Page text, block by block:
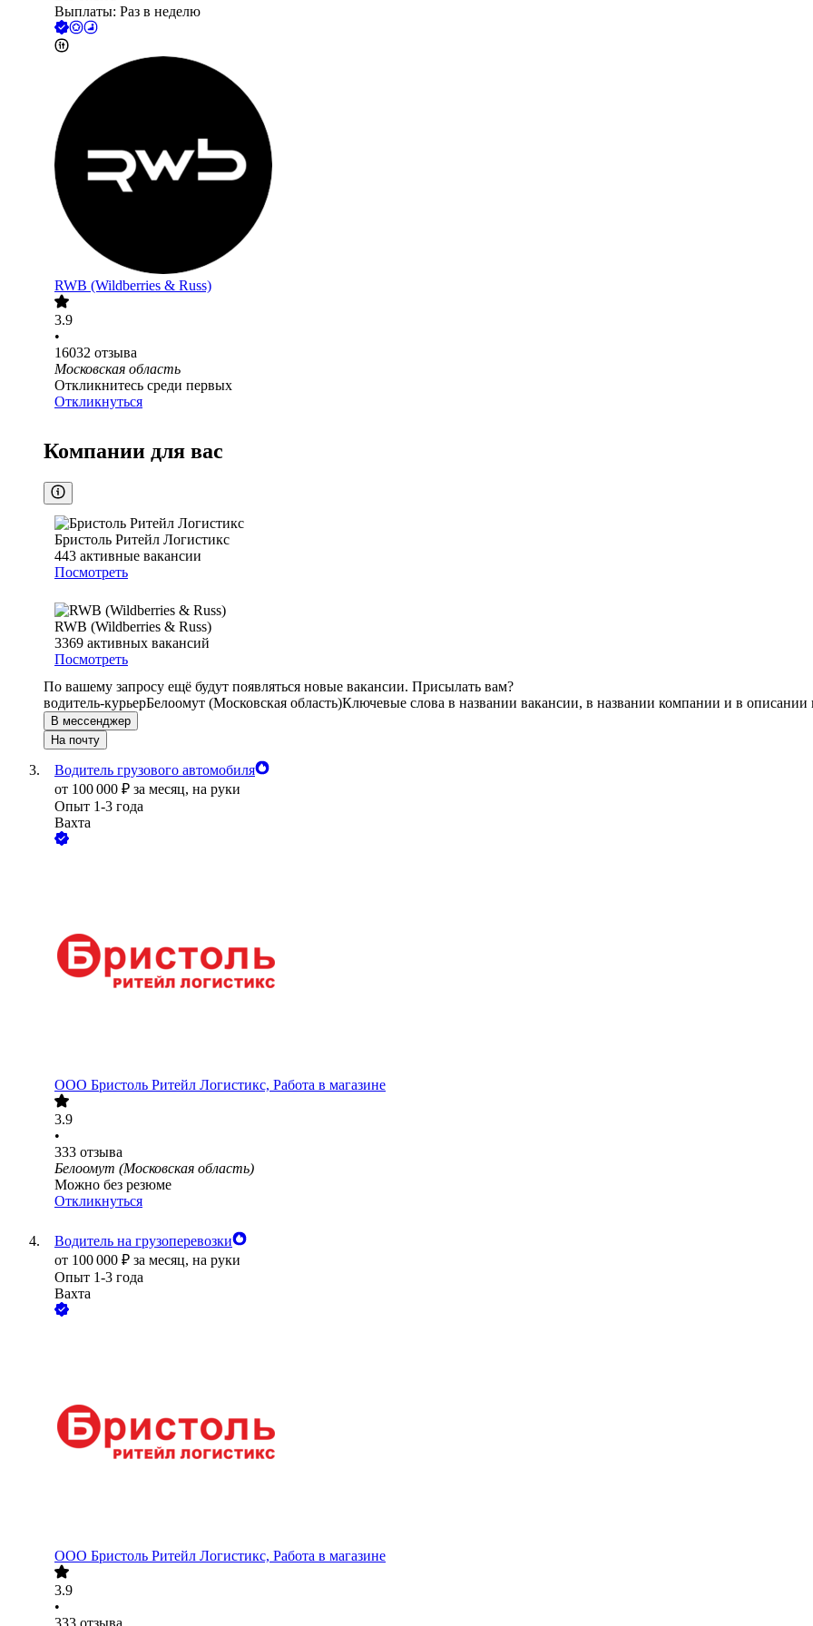
Выплаты: Раз в неделю
RWB (Wildberries & Russ)
3.9
•
16032 отзыва
Московская область
Откликнитесь среди первых
Откликнуться
Компании для вас
Бристоль Ритейл Логистикс
443 активные вакансии
Посмотреть
RWB (Wildberries & Russ)
3369 активных вакансий
Посмотреть
По вашему запросу ещё будут появляться новые вакансии. Присылать вам?
водитель-курьерБелоомут (Московская область)Ключевые слова в названии вакансии, в названии компании и в описании
В мессенджер
На почту
Водитель грузового автомобиля
от 100 000 ₽ за месяц, на руки
Опыт 1-3 года
Вахта
ООО Бристоль Ритейл Логистикс, Работа в магазине
3.9
•
333 отзыва
Белоомут (Московская область)
Можно без резюме
Откликнуться
Водитель на грузоперевозки
от 100 000 ₽ за месяц, на руки
Опыт 1-3 года
Вахта
ООО Бристоль Ритейл Логистикс, Работа в магазине
3.9
•